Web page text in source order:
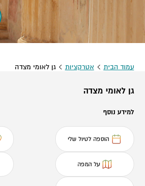
עמוד הבית אטרקציות גן לאומי מצדה
גן לאומי מצדה
למידע נוסף
הוספה לטיול שלי
על המפה